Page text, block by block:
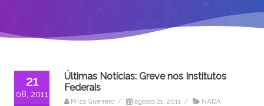
21
08, 2011
Últimas Notícias: Greve nos Institutos
Federais
Priss Guerrero / agosto 21, 2011 / NADA